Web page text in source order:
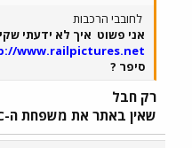
לחובבי הרכבות
אני פשוט איך לא ידעתי
www.railpictures.net
סיפר ?
רק חבל
שאין באתר את משפחת ה-IC